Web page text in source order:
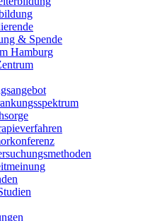
& Spende
Hamburg